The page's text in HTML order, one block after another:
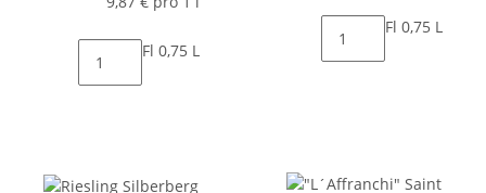
Fl 0,75 L
Fl 0,75 L